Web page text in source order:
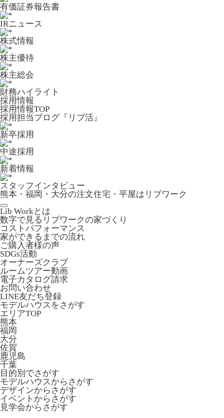
有価証券報告書
IRニュース
株式情報
株主優待
株主総会
財務ハイライト
採用情報
採用情報TOP
採用担当ブログ『リブ活』
新卒採用
中途採用
新着情報
スタッフインタビュー
熊本・福岡・大分の注文住宅・平屋はリブワーク
Lib Workとは
数字で見るリブワークの家づくり
コストパフォーマンス
家ができるまでの流れ
ご購入者様の声
SDGs活動
オーナーズクラブ
ルームツアー動画
電子カタログ請求
お問い合わせ
LINE友だち登録
モデルハウスをさがす
エリアTOP
熊本
福岡
大分
佐賀
鹿児島
千葉
目的別でさがす
モデルハウスからさがす
デザインからさがす
イベントからさがす
見学会からさがす